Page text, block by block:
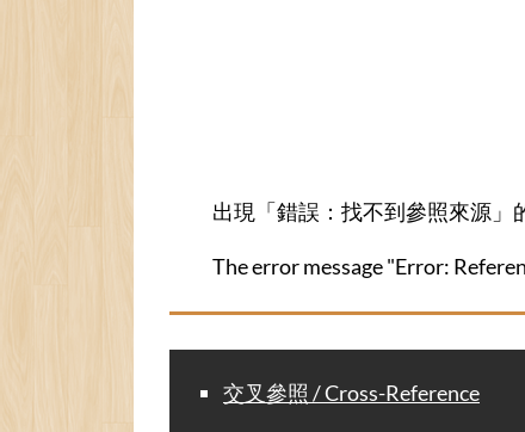
出現「錯誤：找不到參照來源」
The error message "Error:
交叉參照 / Cross-Reference